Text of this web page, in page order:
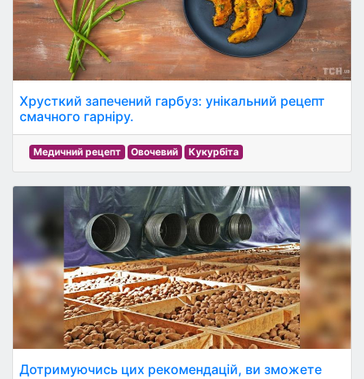
Хрусткий запечений гарбуз: унікальний рецепт
смачного гарніру.
Медичний рецепт Овочевий Кукурбіта
Дотримуючись цих рекомендацій, ви зможете